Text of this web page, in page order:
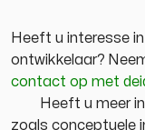
Heeft u interesse
ontwikkelaar?
contact op met
Heeft u meer
zoals conceptuele